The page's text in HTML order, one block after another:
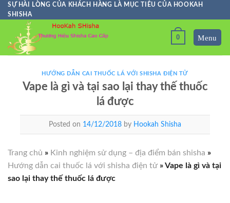
Skip
to
content
SỰ HÀI LÒNG CỦA KHÁCH HÀNG LÀ MỤC TIÊU CỦA HOOKAH
SHISHA
0
HƯỚNG DẪN CAI THUỐC LÁ VỚI SHISHA ĐIỆN TỬ
Vape là gì và tại sao lại thay thế thuốc
lá được
Posted on 14/12/2018 by Hookah Shisha
Trang chủ » Kinh nghiệm sử dụng – địa điểm bán shisha »
Hướng dẫn cai thuốc lá với shisha điện tử»Vape là gì và tại
sao lại thay thế thuốc lá được